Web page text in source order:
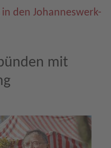
den Johanneswerk-
mit